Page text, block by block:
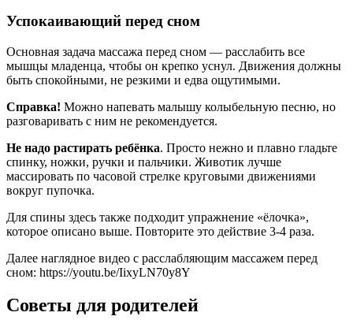
Успокаивающий перед сном
Основная задача массажа перед сном — расслабить все
мышцы младенца, чтобы он крепко уснул. Движения должны
быть спокойными, не резкими и едва ощутимыми.
Справка! Можно напевать малышу колыбельную песню, но
разговаривать с ним не рекомендуется.
Не надо растирать ребёнка. Просто нежно и плавно гладьте
спинку, ножки, ручки и пальчики. Животик лучше
массировать по часовой стрелке круговыми движениями
вокруг пупочка.
Для спины здесь также подходит упражнение «ёлочка»,
которое описано выше. Повторите это действие 3-4 раза.
Далее наглядное видео с расслабляющим массажем перед
сном: https://youtu.be/IixyLN70y8Y
Советы для родителей